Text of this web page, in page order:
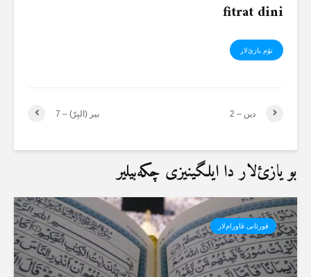
fitrat dini
تۆم یازئ‌لار
بیر (البِرّ) – 7 دین – 2
بو یازئ‌لار دا ایلگینیزی چکەبیلیر
قورئانی قاورام‌لار